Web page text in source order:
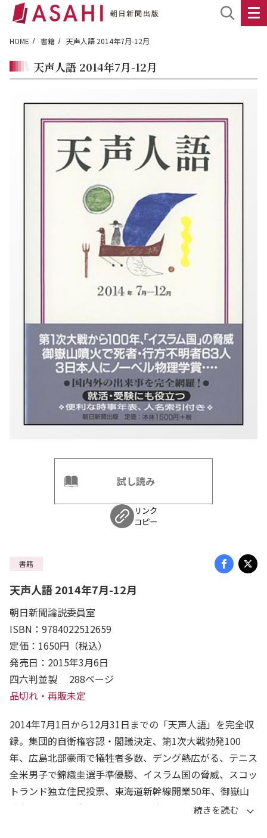
HOME 書籍 天声人語 2014年7月-12月
天声人語 2014年7月-12月
試し読み
リンク
コピー
書籍
天声人語 2014年7月-12月
朝日新聞論説委員室
ISBN：9784022512659
定価：1650円（税込）
発売日：2015年3月6日
四六判並製 288ページ
品切れ・再販未定
2014年7月1日から12月31日までの「天声人語」を完全収
録。集団的自衛権容認・閣議決定、第1次大戦勃発100
年、広島北部豪雨で犠牲者多数、デング熱広がる、テニス
全米男子で錦織圭選手準優勝、イスラム国の脅威、スコッ
トランド独立住民投票、東海道新幹線開業50年、御嶽山
噴火で死者・行方不明者63人、日本人3人にノーベル物理